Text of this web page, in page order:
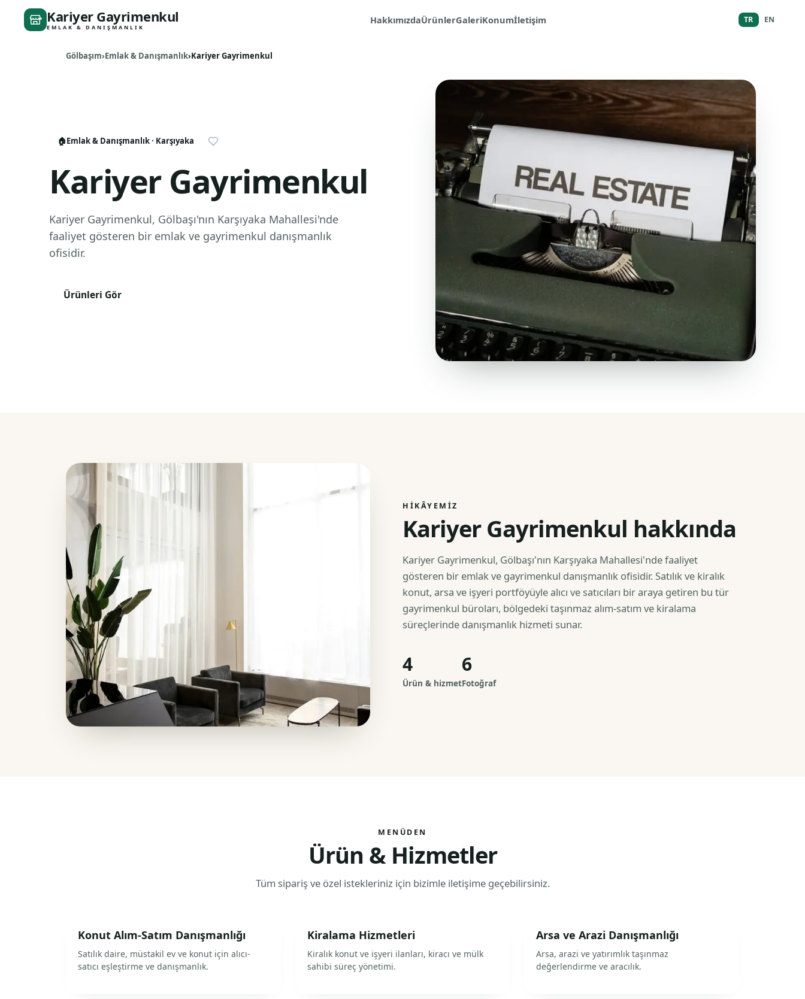
Kariyer Gayrimenkul
EMLAK & DANIŞMANLIK
HakkımızdaÜrünlerGaleriKonumİletişim TR EN
Gölbaşım Emlak & Danışmanlık Kariyer Gayrimenkul
🏠Emlak & Danışmanlık· Karşıyaka
Kariyer Gayrimenkul
Kariyer Gayrimenkul, Gölbaşı'nın Karşıyaka Mahallesi'nde
faaliyet gösteren bir emlak ve gayrimenkul danışmanlık
ofisidir.
Ürünleri Gör
HIKÂYEMIZ
Kariyer Gayrimenkul hakkında
Kariyer Gayrimenkul, Gölbaşı'nın Karşıyaka Mahallesi'nde faaliyet
gösteren bir emlak ve gayrimenkul danışmanlık ofisidir. Satılık ve kiralık
konut, arsa ve işyeri portföyüyle alıcı ve satıcıları bir araya getiren bu tür
gayrimenkul büroları, bölgedeki taşınmaz alım-satım ve kiralama
süreçlerinde danışmanlık hizmeti sunar.
4
Ürün & hizmet
6
Fotoğraf
MENÜDEN
Ürün & Hizmetler
Tüm sipariş ve özel istekleriniz için bizimle iletişime geçebilirsiniz.
Konut Alım-Satım Danışmanlığı
Satılık daire, müstakil ev ve konut için alıcı-
satıcı eşleştirme ve danışmanlık.
Kiralama Hizmetleri
Kiralık konut ve işyeri ilanları, kiracı ve mülk
sahibi süreç yönetimi.
Arsa ve Arazi Danışmanlığı
Arsa, arazi ve yatırımlık taşınmaz
değerlendirme ve aracılık.